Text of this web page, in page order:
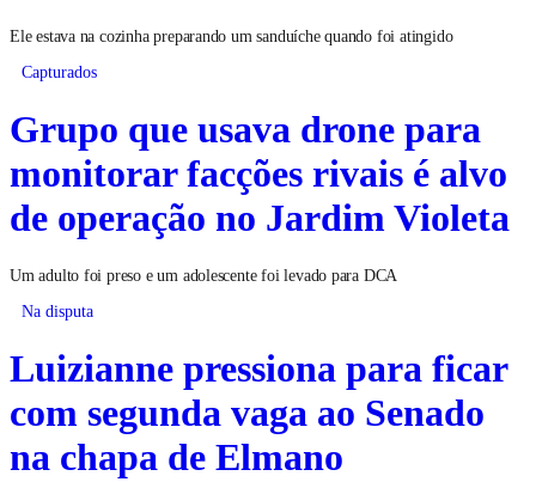
Ele estava na cozinha preparando um sanduíche quando foi atingido
Capturados
Grupo que usava drone para
monitorar facções rivais é alvo
de operação no Jardim Violeta
Um adulto foi preso e um adolescente foi levado para DCA
Na disputa
Luizianne pressiona para ficar
com segunda vaga ao Senado
na chapa de Elmano